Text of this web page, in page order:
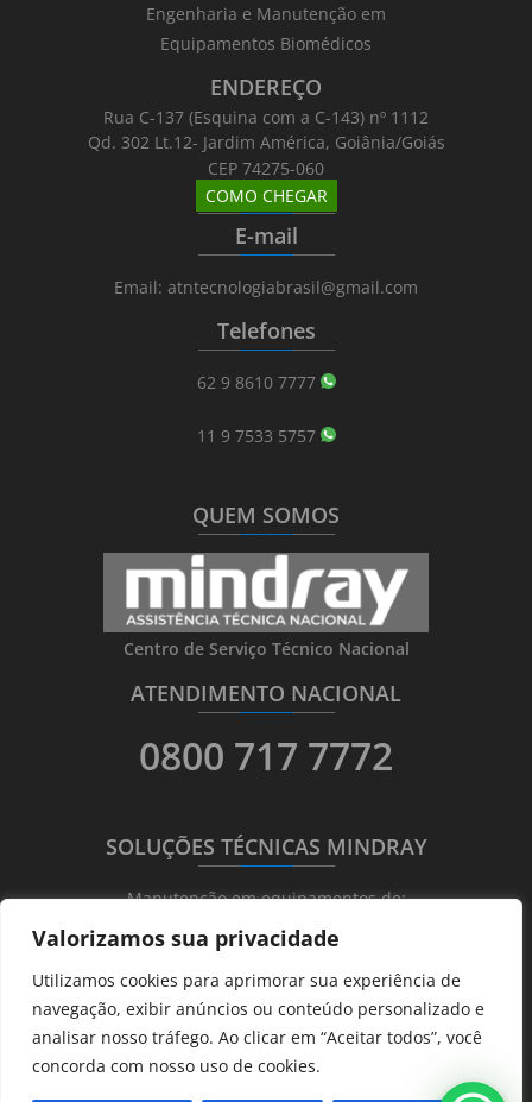
Valorizamos sua privacidade
Utilizamos cookies para aprimorar sua experiência de
navegação, exibir anúncios ou conteúdo personalizado e
analisar nosso tráfego. Ao clicar em “Aceitar todos”, você
concorda com nosso uso de cookies.
Engenharia e Manutenção em
Equipamentos Biomédicos
ENDEREÇO
Rua C-137 (Esquina com a C-143) nº 1112
Qd. 302 Lt.12- Jardim América, Goiânia/Goiás
CEP 74275-060
COMO CHEGAR
_______________________
E-mail
_______________________
Email: atntecnologiabrasil@gmail.com
Telefones
_______________________
62 9 8610 7777
11 9 7533 5757
QUEM SOMOS
_______________________
Centro de Serviço Técnico Nacional
ATENDIMENTO NACIONAL
_______________________
0800 717 7772
SOLUÇÕES TÉCNICAS MINDRAY
_______________________
Manutenção em equipamentos de:
Ultrassonografia
Ecocardiografia
Transdutores
Hematológicos